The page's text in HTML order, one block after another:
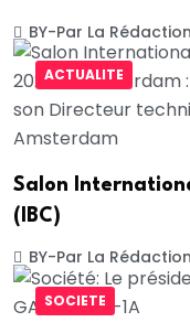
BY-Par La Rédaction
ACTUALITE
Salon
(IBC)
BY-Par La Rédaction
SOCIETE